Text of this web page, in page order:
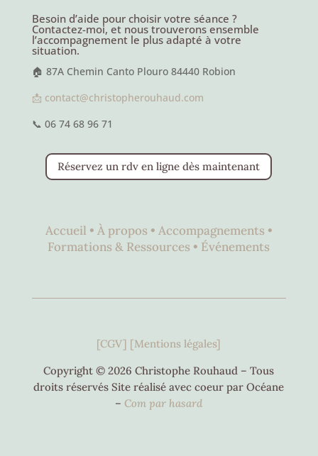
Besoin d’aide pour choisir votre séance ?
Contactez-moi, et nous trouverons ensemble
l’accompagnement le plus adapté à votre
situation.
🏠 87A Chemin Canto Plouro 84440 Robion
📩 contact@christopherouhaud.com
📞 06 74 68 96 71
Réservez un rdv en ligne dès maintenant
Accueil • À propos • Accompagnements •
Formations & Ressources • Événements
[CGV] [Mentions légales]
Copyright © 2026 Christophe Rouhaud – Tous
droits réservés Site réalisé avec coeur par Océane
– Com par hasard